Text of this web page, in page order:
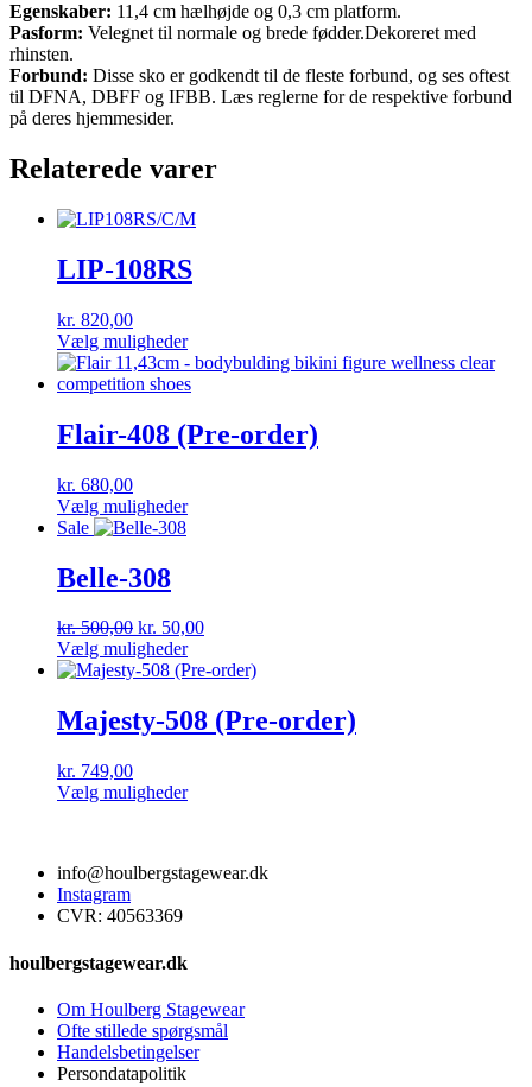
Egenskaber: 11,4 cm hælhøjde og 0,3 cm platform.
Pasform: Velegnet til normale og brede fødder.Dekoreret med
rhinsten.
Forbund: Disse sko er godkendt til de fleste forbund, og ses oftest
til DFNA, DBFF og IFBB. Læs reglerne for de respektive forbund
på deres hjemmesider.
Relaterede varer
LIP-108RS
kr. 820,00
Vælg mulighederDette
vare
har
varianter.
Mulighederne
på
Flair-408 (Pre-order)
kr. 680,00
Vælg mulighederDette
kan
vælges
på
Sale
Belle-308
kr.500,00 Den
oprindelige
pris
kr. 500,00.
kr. 50,00Den
pris
kr. 50,00.
Vælg mulighederDette
vare
flere
varianter.
vælges
Majesty-508 (Pre-order)
kr. 749,00
Vælg mulighederDette
varianter.
på
info@houlbergstagewear.dk
Instagram
CVR: 40563369
houlbergstagewear.dk
Om Houlberg Stagewear
Ofte stillede spørgsmål
Handelsbetingelser
Persondatapolitik